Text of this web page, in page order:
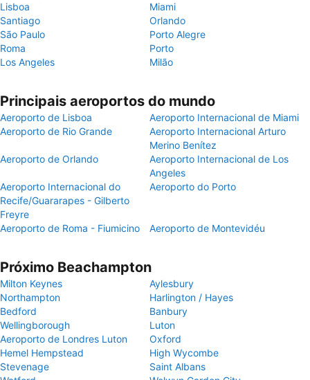
Lisboa
Miami
Santiago
Orlando
São Paulo
Porto Alegre
Roma
Porto
Los Angeles
Milão
Principais aeroportos do mundo
Aeroporto de Lisboa
Aeroporto Internacional de Miami
Aeroporto de Rio Grande
Aeroporto Internacional Arturo
Merino Benítez
Aeroporto de Orlando
Aeroporto Internacional de Los
Angeles
Aeroporto Internacional do
Recife/Guararapes - Gilberto
Freyre
Aeroporto do Porto
Aeroporto de Roma - Fiumicino Aeroporto de Montevidéu
Próximo Beachampton
Milton Keynes
Aylesbury
Northampton
Harlington / Hayes
Bedford
Banbury
Wellingborough
Luton
Aeroporto de Londres Luton
Oxford
Hemel Hempstead
High Wycombe
Stevenage
Saint Albans